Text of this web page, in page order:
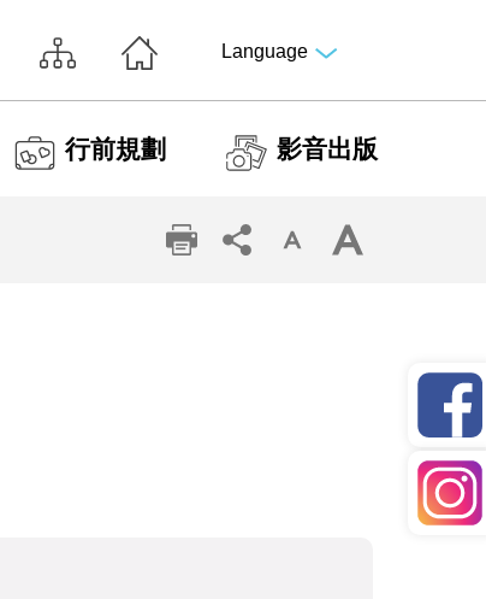
Language
行前規劃 影音出版